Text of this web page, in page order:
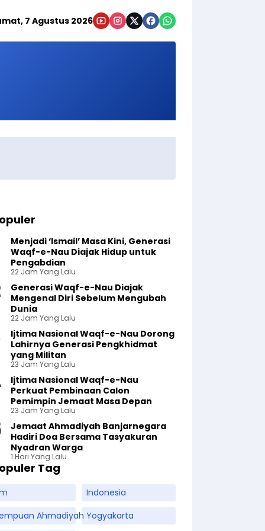
7 Agustus 2026
Menjadi ‘Ismail’ Masa Kini, Generasi
Waqf-e-Nau Diajak Hidup untuk
Pengabdian
22 Jam Yang Lalu
Generasi Waqf-e-Nau Diajak
Mengenal Diri Sebelum Mengubah
Dunia
22 Jam Yang Lalu
Ijtima Nasional Waqf-e-Nau Dorong
Lahirnya Generasi Pengkhidmat
yang Militan
23 Jam Yang Lalu
Ijtima Nasional Waqf-e-Nau
Perkuat Pembinaan Calon
Pemimpin Jemaat Masa Depan
23 Jam Yang Lalu
Jemaat Ahmadiyah Banjarnegara
Hadiri Doa Bersama Tasyakuran
Nyadran Warga
1 Hari Yang Lalu
Tag
Indonesia
Ahmadiyah Yogyakarta